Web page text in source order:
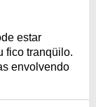
estar
fico tranqüilo.
envolvendo